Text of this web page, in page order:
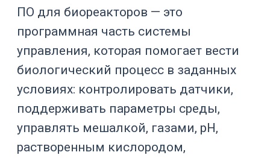
логике, записывать параметры и
создавать основу для анализа партии.
Тема связана сSmartlab-316,
биореакторами,ферментерами,
одноразовыми технологиями
термостатированием, CIP/SIP-
системамиикомплексными
решениями